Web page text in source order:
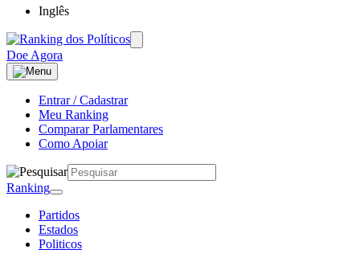
Inglês
Doe Agora
Entrar / Cadastrar
Meu Ranking
Comparar Parlamentares
Como Apoiar
Ranking
Partidos
Estados
Politicos